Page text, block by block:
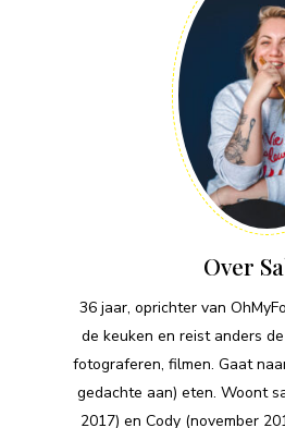
Over
36 jaar, oprichter van
de keuken en reist anders
fotograferen, filmen. Gaat
gedachte aan) eten. Woont
2017) en Cody (november